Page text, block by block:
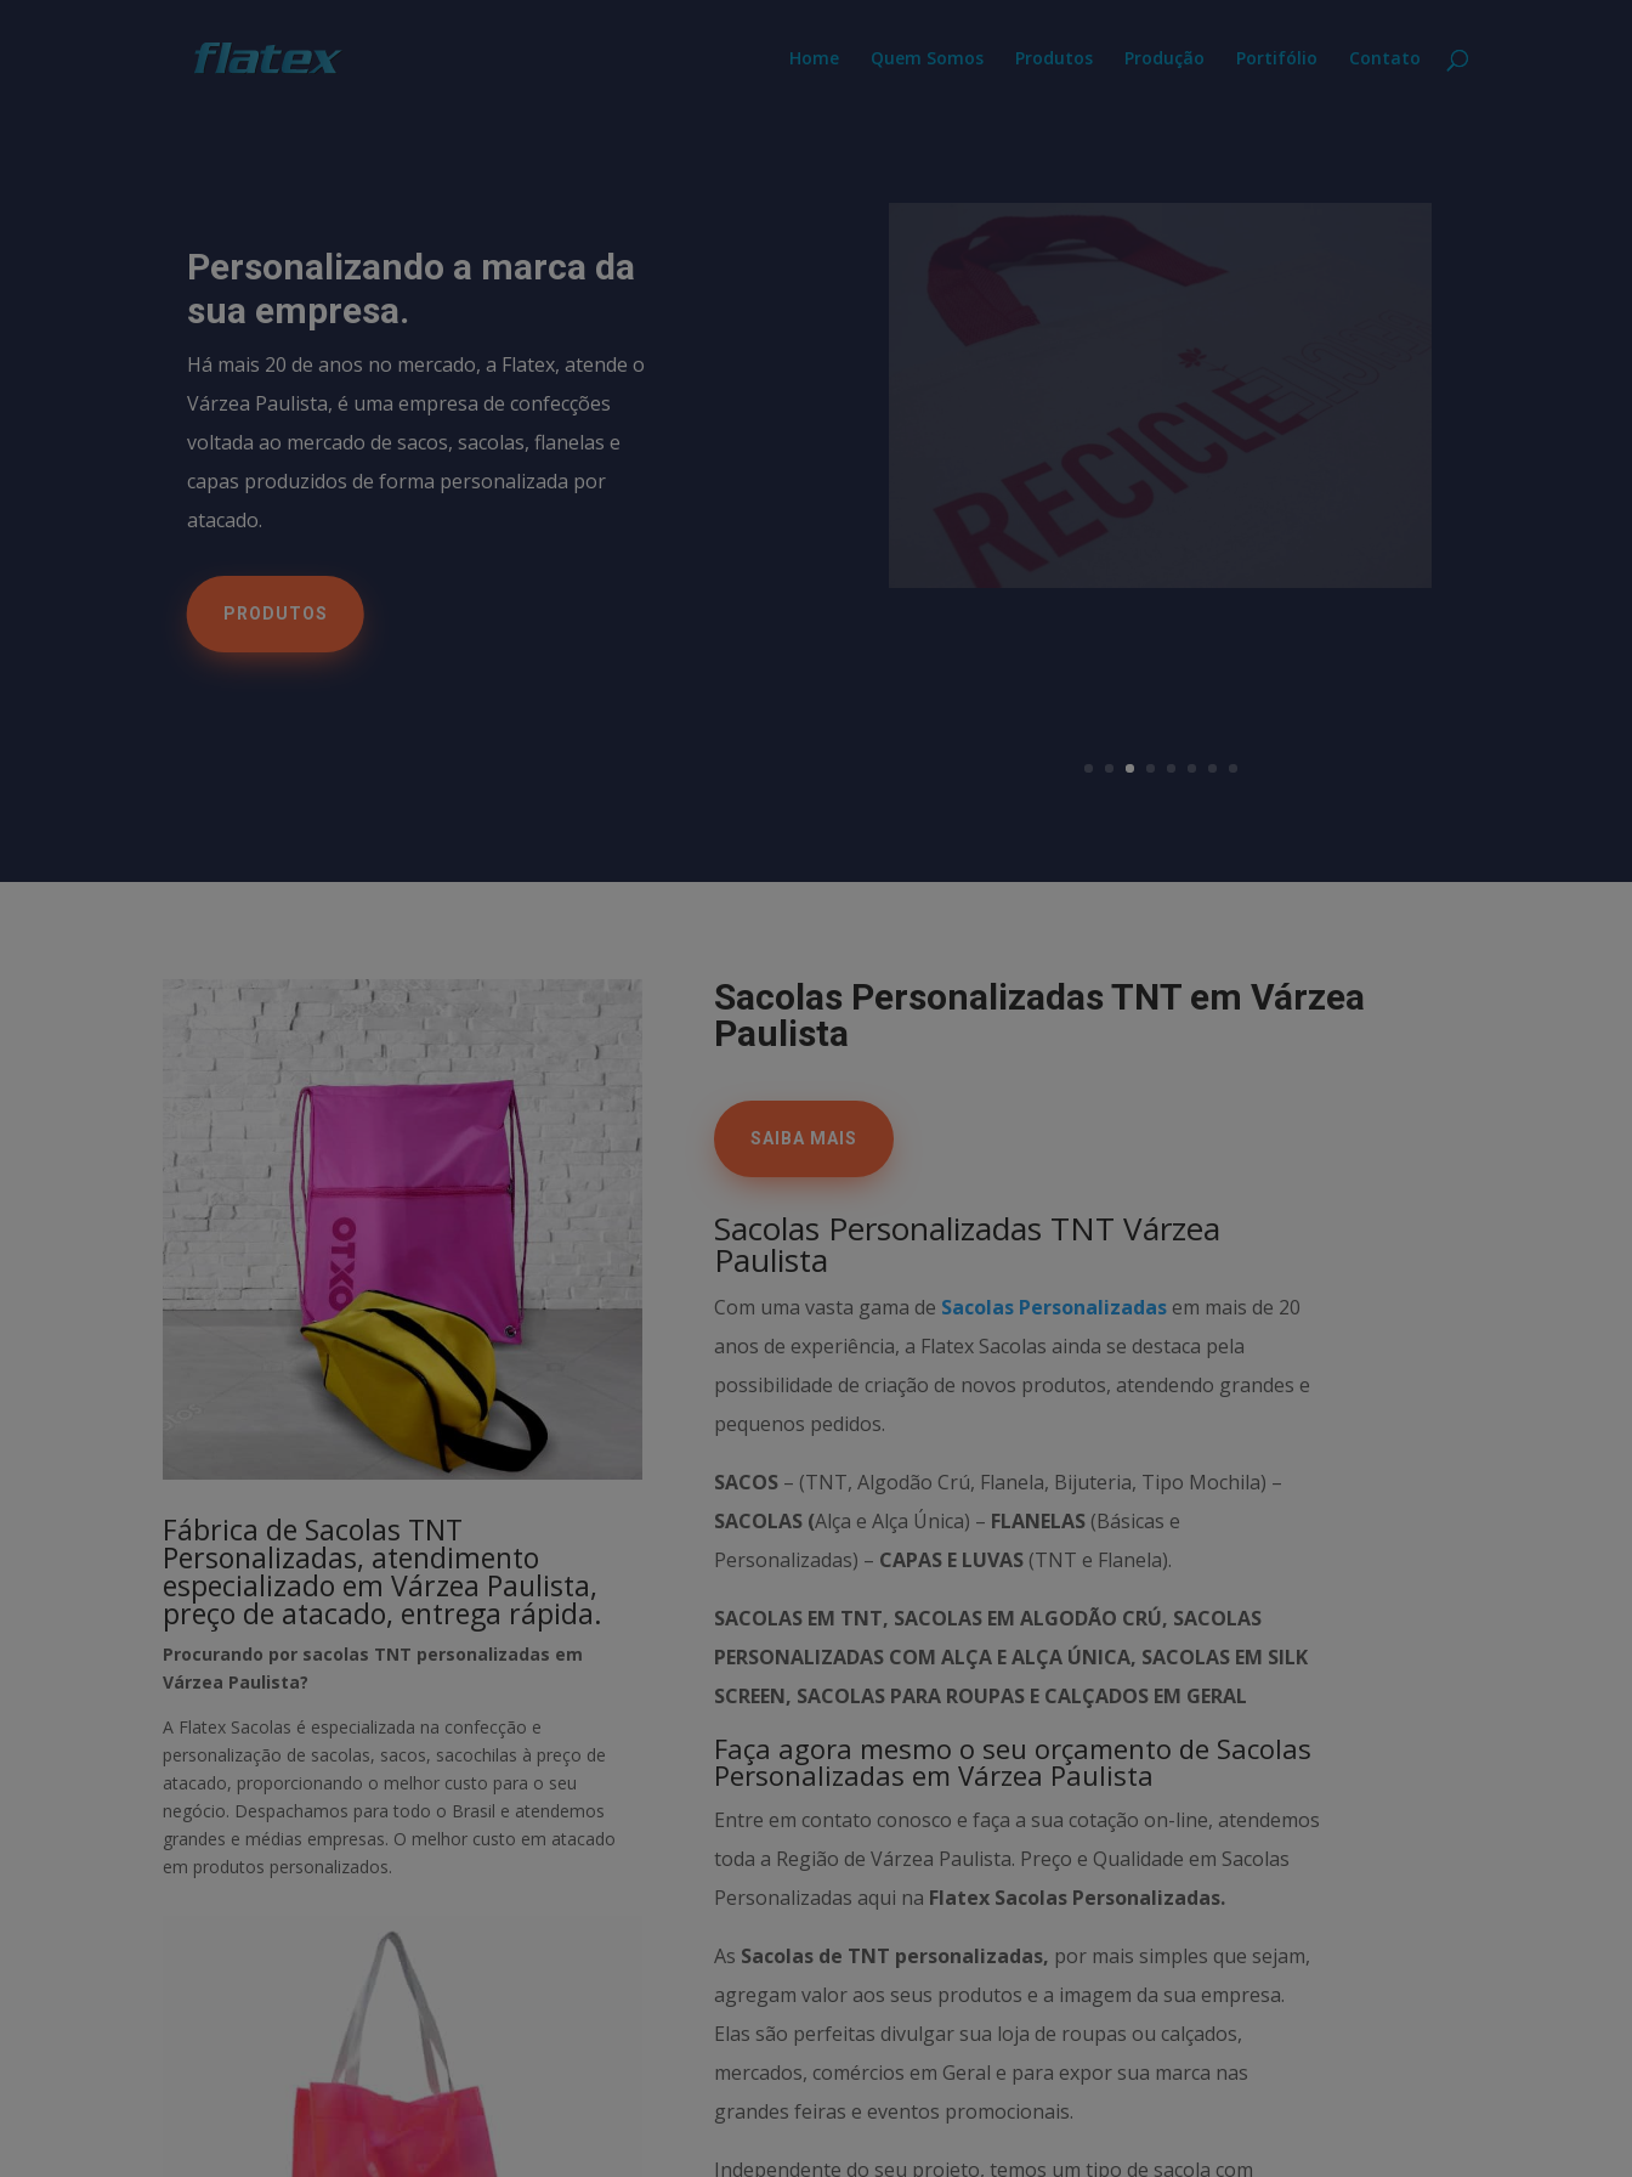
Home Quem Somos Produtos Produção Portifólio Contato
Personalizando a marca da
sua empresa.
Há mais 20 de anos no mercado, a Flatex, atende o
Várzea Paulista, é uma empresa de confecções
voltada ao mercado de sacos, sacolas, flanelas e
capas produzidos de forma personalizada por
atacado.
PRODUTOS
Fábrica de Sacolas TNT
Personalizadas, atendimento
especializado em Várzea Paulista,
preço de atacado, entrega rápida.
Procurando por sacolas TNT personalizadas em
Várzea Paulista?
A Flatex Sacolas é especializada na confecção e
personalização de sacolas, sacos, sacochilas à preço de
atacado, proporcionando o melhor custo para o seu
negócio. Despachamos para todo o Brasil e atendemos
grandes e médias empresas. O melhor custo em atacado
em produtos personalizados.
Sacolas Personalizadas TNT em Várzea
Paulista
SAIBA MAIS
Sacolas Personalizadas TNT Várzea
Paulista
Com uma vasta gama de Sacolas Personalizadas em mais de 20
anos de experiência, a Flatex Sacolas ainda se destaca pela
possibilidade de criação de novos produtos, atendendo grandes e
pequenos pedidos.
SACOS – (TNT, Algodão Crú, Flanela, Bijuteria, Tipo Mochila) –
SACOLAS (Alça e Alça Única) – FLANELAS (Básicas e
Personalizadas) – CAPAS E LUVAS (TNT e Flanela).
SACOLAS EM TNT, SACOLAS EM ALGODÃO CRÚ, SACOLAS
PERSONALIZADAS COM ALÇA E ALÇA ÚNICA, SACOLAS EM SILK
SCREEN, SACOLAS PARA ROUPAS E CALÇADOS EM GERAL
Faça agora mesmo o seu orçamento de Sacolas
Personalizadas em Várzea Paulista
Entre em contato conosco e faça a sua cotação on-line, atendemos
toda a Região de Várzea Paulista. Preço e Qualidade em Sacolas
Personalizadas aqui na Flatex Sacolas Personalizadas.
As Sacolas de TNT personalizadas, por mais simples que sejam,
agregam valor aos seus produtos e a imagem da sua empresa.
Elas são perfeitas divulgar sua loja de roupas ou calçados,
mercados, comércios em Geral e para expor sua marca nas
grandes feiras e eventos promocionais.
Independente do seu projeto, temos um tipo de sacola com